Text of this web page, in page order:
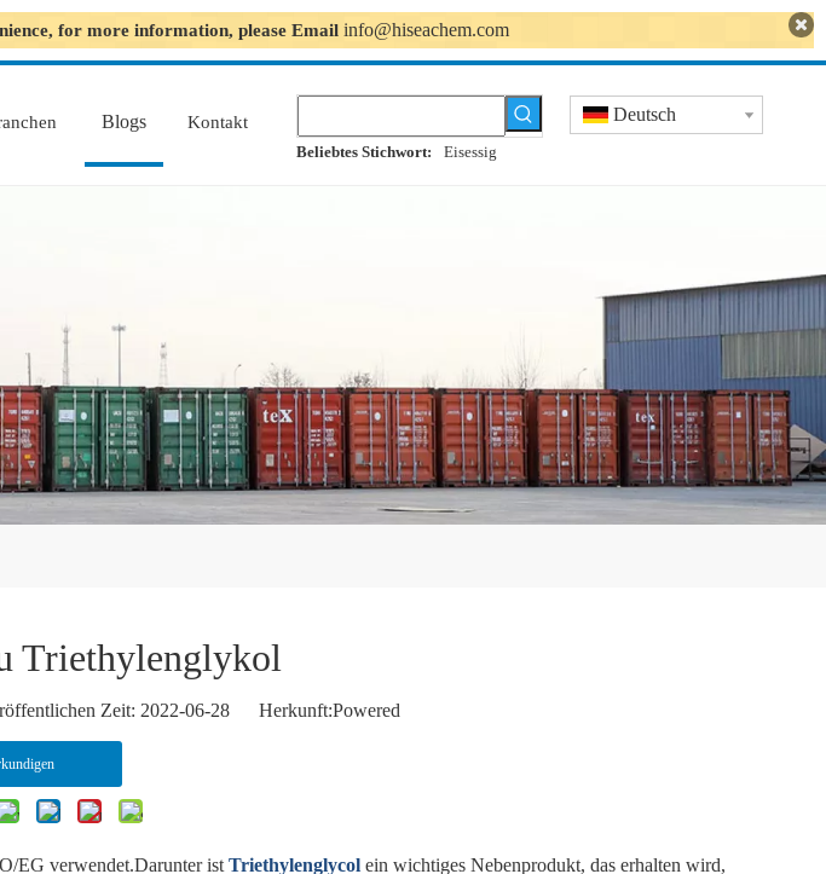
for more information, please Email info@hiseachem.com
Blogs Kontakt
Beliebtes Stichwort: Eisessig
Deutsch
Triethylenglykol
Zeit: 2022-06-28 Herkunft:Powered
EG verwendet.Darunter ist Triethylenglycol ein wichtiges Nebenprodukt, das erhalten wird,